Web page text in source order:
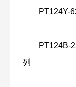
PT124Y-
PT124B-
列